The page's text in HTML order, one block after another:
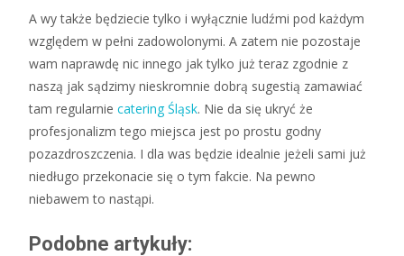
A wy także będziecie tylko i wyłącznie ludźmi pod każdym
względem w pełni zadowolonymi. A zatem nie pozostaje
wam naprawdę nic innego jak tylko już teraz zgodnie z
naszą jak sądzimy nieskromnie dobrą sugestią zamawiać
tam regularnie catering Śląsk. Nie da się ukryć że
profesjonalizm tego miejsca jest po prostu godny
pozazdroszczenia. I dla was będzie idealnie jeżeli sami już
niedługo przekonacie się o tym fakcie. Na pewno
niebawem to nastąpi.
Podobne artykuły: